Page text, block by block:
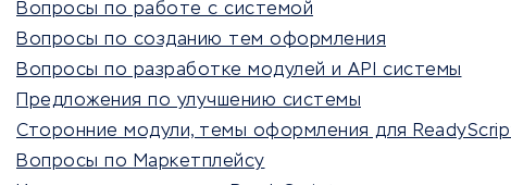
Вопросы по работе с системой
Вопросы по созданию тем оформления
Вопросы по разработке модулей и API системы
Предложения по улучшению системы
Сторонние модули, темы оформления для
Вопросы по Маркетплейсу